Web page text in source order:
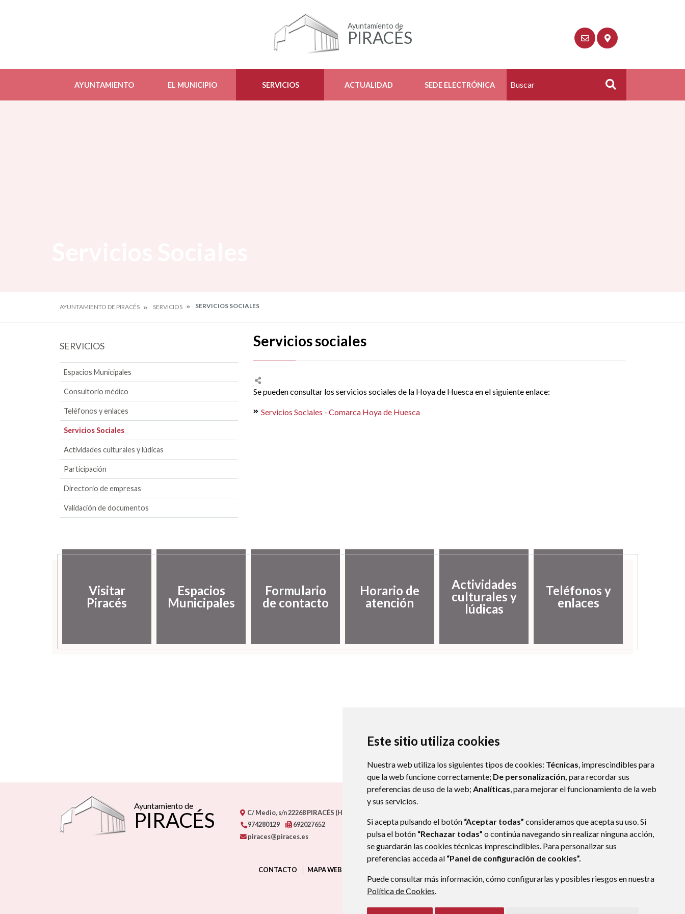
Este sitio utiliza cookies
Nuestra web utiliza los siguientes tipos de cookies: Técnicas, imprescindibles para
que la web funcione correctamente; De personalización, para recordar sus
preferencias de uso de la web; Analíticas, para mejorar el funcionamiento de la web
y sus servicios.
Si acepta pulsando el botón “Aceptar todas” consideramos que acepta su uso. Si
pulsa el botón “Rechazar todas” o continúa navegando sin realizar ninguna acción,
se guardarán las cookies técnicas imprescindibles. Para personalizar sus
preferencias acceda al “Panel de configuración de cookies”.
Puede consultar más información, cómo configurarlas y posibles riesgos en nuestra
Política de Cookies.
Ayuntamiento de
PIRACÉS
AYUNTAMIENTO EL MUNICIPIO SERVICIOS ACTUALIDAD SEDE ELECTRÓNICA Buscar
AYUNTAMIENTO DE PIRACÉS SERVICIOS SERVICIOS SOCIALES
SERVICIOS
Espacios Municipales
Consultorio médico
Teléfonos y enlaces
Servicios Sociales
Actividades culturales y lúdicas
Participación
Directorio de empresas
Validación de documentos
Servicios sociales
Se pueden consultar los servicios sociales de la Hoya de Huesca en el siguiente enlace:
Servicios Sociales - Comarca Hoya de Huesca
Visitar
Piracés
Espacios
Municipales
Formulario
de contacto
Horario de
atención
Actividades
culturales y
lúdicas
Teléfonos y
enlaces
Ayuntamiento de
PIRACÉS C/ Medio, s/n22268PIRACÉS (HUESCA)
974280129
692027652
piraces@piraces.es
CONTACTO MAPA WEB